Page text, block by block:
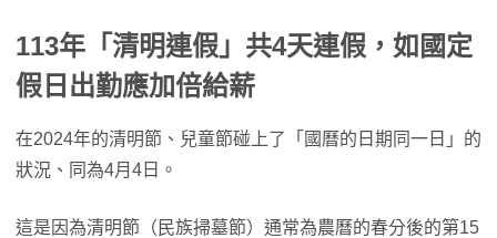
113年「清明連假」共4天連假，如國定
假日出勤應加倍給薪
在2024年的清明節、兒童節碰上了「國曆的日期同一日」的
狀況、同為4月4日。
這是因為清明節（民族掃墓節）通常為農曆的春分後的第15